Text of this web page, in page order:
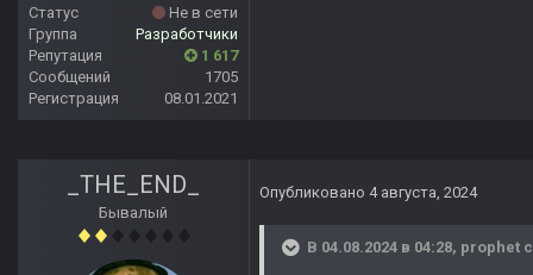
Статус
Не в сети
Группа
Разработчики
Репутация
1 617
Сообщений
1705
Регистрация
08.01.2021
_THE_END_
Бывалый
Опубликовано 4 августа, 2024
В 04.08.2024 в 04:28, prophet